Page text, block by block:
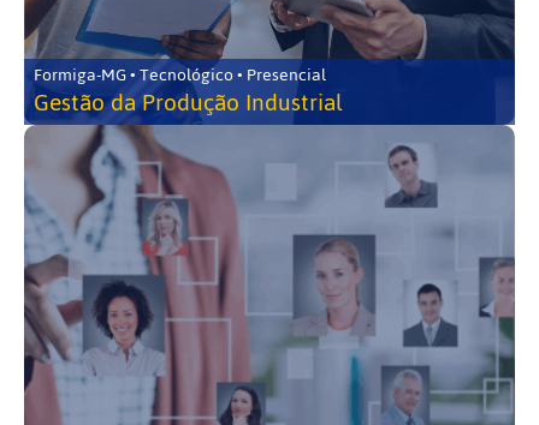
Formiga-MG • Tecnológico • Presencial
Gestão da Produção Industrial